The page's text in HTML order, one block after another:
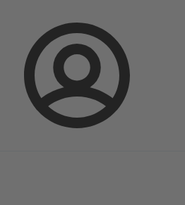
登
录
Rotex